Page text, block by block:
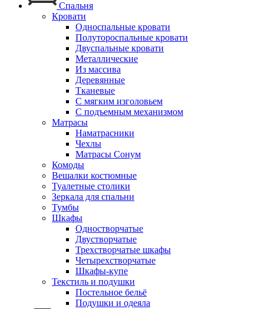
Спальня
Кровати
Односпальные кровати
Полутороспальные кровати
Двуспальные кровати
Металлические
Из массива
Деревянные
Тканевые
С мягким изголовьем
С подъемным механизмом
Матрасы
Наматрасники
Чехлы
Матрасы Сонум
Комоды
Вешалки костюмные
Туалетные столики
Зеркала для спальни
Тумбы
Шкафы
Одностворчатые
Двустворчатые
Трехстворчатые шкафы
Четырехстворчатые
Шкафы-купе
Текстиль и подушки
Постельное бельё
Подушки и одеяла